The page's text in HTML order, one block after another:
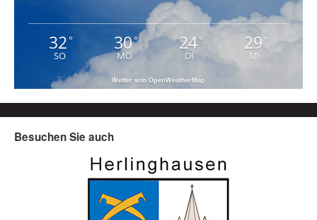
32°
SO
30°
MO
24°
DI
29 °
MI
Wetter von OpenWeatherMap
Besuchen Sie auch